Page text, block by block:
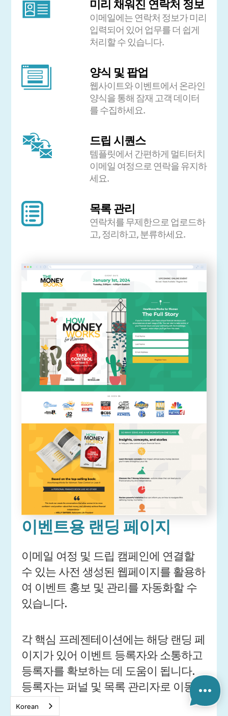
미리 채워진 연락처 정보
이메일에는 연락처 정보가 미리
입력되어 있어 업무를 더 쉽게
처리할 수 있습니다.
양식 및 팝업
웹사이트와 이벤트에서 온라인
양식을 통해 잠재 고객 데이터
를 수집하세요.
드립 시퀀스
템플릿에서 간편하게 멀티터치
이메일 여정으로 연락을 유지하
세요.
목록 관리
연락처를 무제한으로 업로드하
고, 정리하고, 분류하세요.
이벤트용 랜딩 페이지
이메일 여정 및 드립 캠페인에 연결할
수 있는 사전 생성된 웹페이지를 활용하
여 이벤트 홍보 및 관리를 자동화할 수
있습니다.
각 핵심 프레젠테이션에는 해당 랜딩 페
이지가 있어 이벤트 등록자와 소통하고
등록자를 확보하는 데 도움이 됩니다.
등록자는 퍼널 및 목록 관리자로 이동합
니다.
Korean